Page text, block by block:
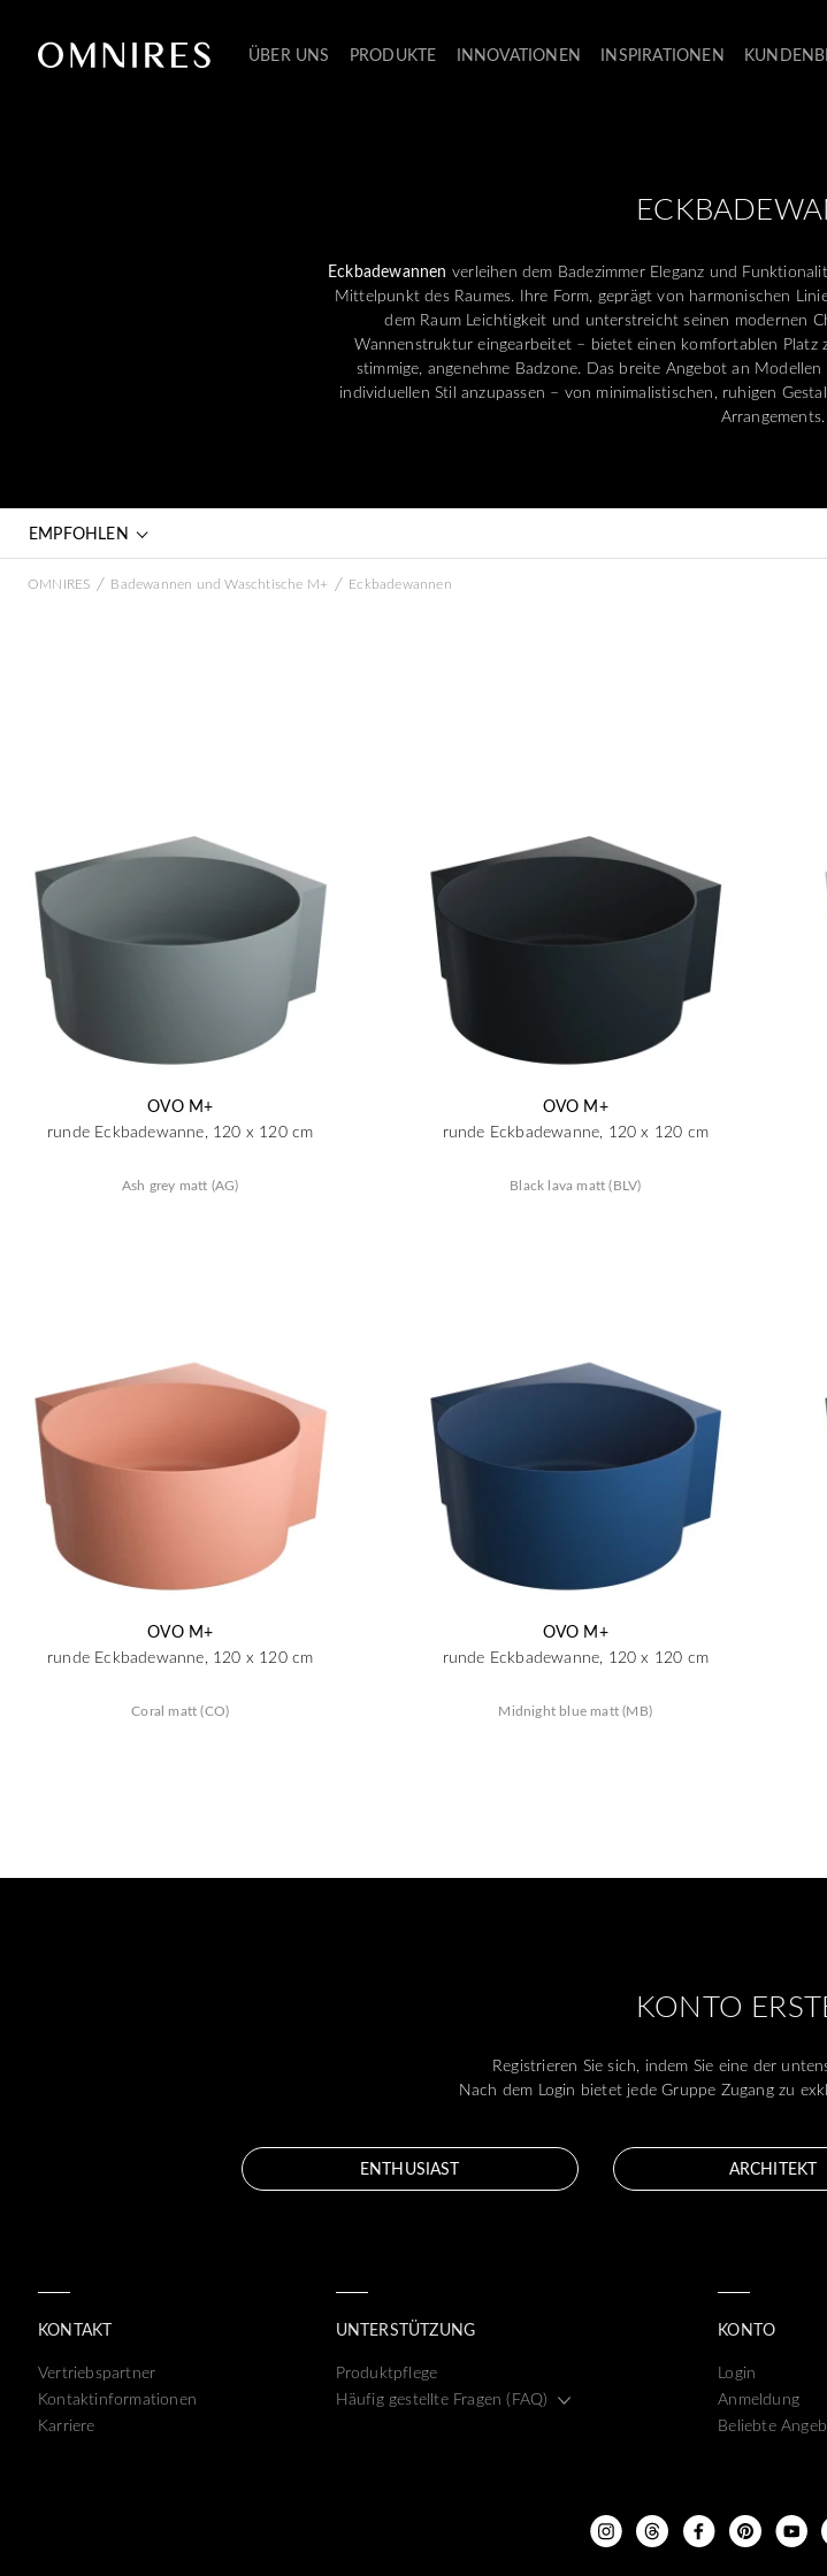
ÜBER UNS PRODUKTE INNOVATIONEN INSPIRATIONEN
Eckbadewannen verleihen dem Badezimmer Eleganz und
Mittelpunkt des Raumes. Ihre Form, geprägt von harmonischen
dem Raum Leichtigkeit und unterstreicht seinen modernen
Wannenstruktur eingearbeitet – bietet einen komfortablen
stimmige, angenehme Badzone. Das breite Angebot an
individuellen Stil anzupassen – von minimalistischen, ruhigen
Arrangements.
EMPFOHLEN
OMNIRES / Badewannen und Waschtische M+ / Eckbadewannen
OVO M+
runde Eckbadewanne, 120 x 120 cm
Ash grey matt (AG)
OVO M+
runde Eckbadewanne, 120 x 120 cm
Black lava matt (BLV)
OVO M+
runde Eckbadewanne, 120 x 120 cm
Coral matt (CO)
OVO M+
runde Eckbadewanne, 120 x 120 cm
Midnight blue matt (MB)
KONTO
Registrieren Sie sich, indem Sie eine der
Nach dem Login bietet jede Gruppe Zugang zu
ENTHUSIAST ARCHITEKT
KONTAKT
Vertriebspartner
Kontaktinformationen
Karriere
UNTERSTÜTZUNG
Produktpflege
Häufig gestellte Fragen (FAQ)
KONTO
Login
Anmeldung
Beliebte